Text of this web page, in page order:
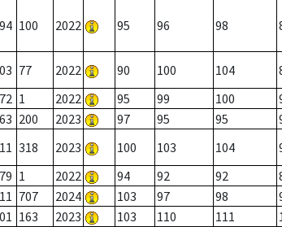
100 2022 95 96 98
77 2022 90 100 104
1 2022 95 99 100
200 2023 97 95 95
318 2023 100 103 104
1 2022 94 92 92
707 2024 103 97 98
163 2023 103 110 111